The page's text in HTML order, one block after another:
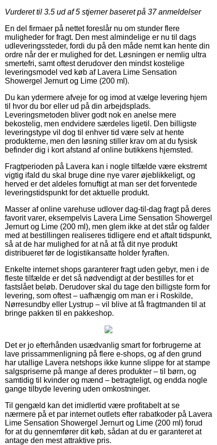
Vurderet til 3.5 ud af 5 stjerner baseret på 37anmeldelser
En del firmaer på nettet foreslår nu om stunder flere
muligheder for fragt. Den mest almindelige er nu til dags
udleveringssteder, fordi du på den måde nemt kan hente din
ordre når der er mulighed for det. Løsningen er nemlig ultra
smertefri, samt oftest derudover den mindst kostelige
leveringsmodel ved køb af Lavera Lime Sensation
Showergel Jernurt og Lime (200 ml).
Du kan ydermere afveje for og imod at vælge levering hjem
til hvor du bor eller ud på din arbejdsplads.
Leveringsmetoden bliver godt nok en anelse mere
bekostelig, men endvidere særdeles ligetil. Den billigste
leveringstype vil dog til enhver tid være selv at hente
produkterne, men den løsning stiller krav om at du fysisk
befinder dig i kort afstand af online butikkens hjemsted.
Fragtperioden på Lavera kan i nogle tilfælde være ekstremt
vigtig ifald du skal bruge dine nye varer øjeblikkeligt, og
herved er det aldeles fornuftigt at man ser det forventede
leveringstidspunkt for det aktuelle produkt.
Masser af online varehuse udlover dag-til-dag fragt på deres
favorit varer, eksempelvis Lavera Lime Sensation Showergel
Jernurt og Lime (200 ml), men glem ikke at det står og falder
med at bestillingen realiseres tidligere end et aftalt tidspunkt,
så at de har mulighed for at nå at få dit nye produkt
distribueret før de logistikansatte holder fyraften.
Enkelte internet shops garanterer fragt uden gebyr, men i de
fleste tilfælde er det så nødvendigt at der bestilles for et
fastslået beløb. Derudover skal du tage den billigste form for
levering, som oftest – uafhængig om man er i Roskilde,
Nørresundby eller Lystrup – vil blive at få fragtmanden til at
bringe pakken til en pakkeshop.
Det er jo efterhånden usædvanlig smart for forbrugerne at
lave prissammenligning på flere e-shops, og af den grund
har utallige Lavera netshops ikke kunne slippe for at stampe
salgspriserne på mange af deres produkter – til børn, og
samtidig til kvinder og mænd – betragteligt, og endda nogle
gange tilbyde levering uden omkostninger.
Til gengæld kan det imidlertid være profitabelt at se
nærmere på et par internet outlets efter rabatkoder på Lavera
Lime Sensation Showergel Jernurt og Lime (200 ml) forud
for at du gennemfører dit køb, sådan at du er garanteret at
antage den mest attraktive pris.